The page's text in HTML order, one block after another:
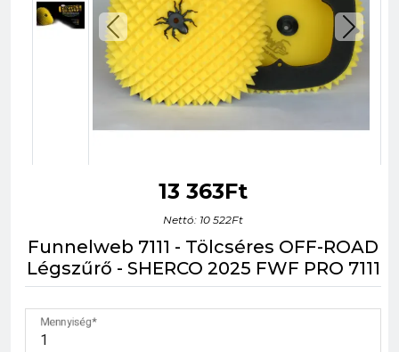
13 363Ft
Nettó: 10 522Ft
Funnelweb 7111 - Tölcséres OFF-ROAD
Légszűrő - SHERCO 2025 FWF PRO 7111
Mennyiség